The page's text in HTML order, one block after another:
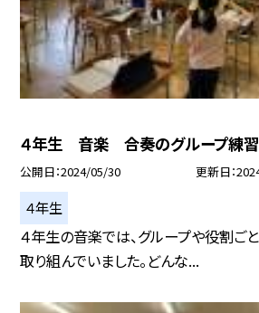
４年生 音楽 合奏のグループ練習
公開日 2024/05/30 更新日
４年生
４年生の音楽では、グループや役割ご
取り組んでいました。どんな...